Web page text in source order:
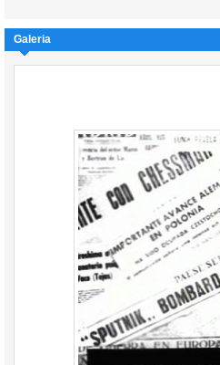
Galeria